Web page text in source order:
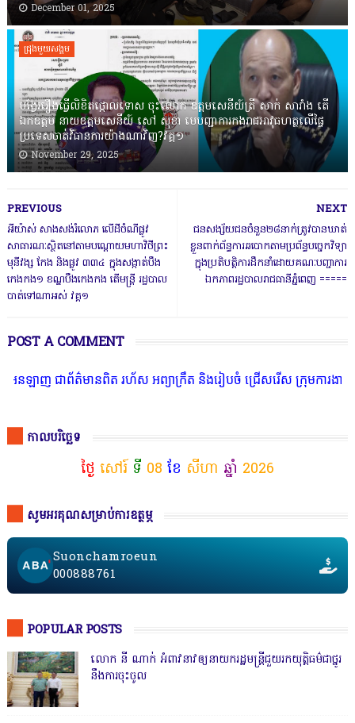
December 01, 2025
ជ្រុងមួយសង្គម
បង្វែររឿងធ្វើលិខិតថ្កោលទោស ចុះលោក ឧត្តមសេនីយ៍ត្រី សាក់ សារាំង តើ
ឯកឧត្តម នាយឧត្តមសេនីយ៍ សៅ សុខា មេបញ្ជាការកងរាជអាវុធហត្ថលើផ្ទៃ
ប្រទេសចាត់វិធានការយ៉ាងណាវិញ?វគ្គ១
November 29, 2025
NEXT
ជនសង្ស័យជនចំនួន២៨នាក់ត្រូវបានឃាត់
ខ្លួនពាក់ព័ន្ធការឆបោកតាមប្រព័ន្ធបច្ចេកវិទ្យា
ក្នុងប្រតិបត្តិការដឹកនាំដោយគណៈបញ្ជាការ
ឯកភាពរដ្ឋបាលរាជធានីភ្នំពេញ ‎=====
PREVIOUS
អីយ៉ាស់ សាងសង់រំលោភ លើដីចំណីផ្លូវ
សាធារណៈស្ថិតនៅតាមបណ្ដោយមហាវិថីព្រះ
មុនីវង្ស កែង និងផ្លូវ ៣៣៤ ក្នុងសង្កាត់បឹង
កេងកង១ ខណ្ឌបឹងកេងកង តើមន្ត្រី រដ្ឋបាល
បាត់ទៅណាអស់ វគ្គ១
POST A COMMENT
ព័ត៌មានពិត រហ័ស អព្យាក្រឹត និងរៀបចំ ជ្រើសរើស ក្រុមការងារ នៅតាមប
កាលបរិច្ឆេទ
ថ្ងៃ សៅរ៍ទី 08 ខែ សីហា ឆ្នាំ 2026
សូមអរគុណសម្រាប់ការឧត្ថម្ភ
Suonchamroeun
000888761
POPULAR POSTS
លោក នី ណាក់ អំពាវនាវឲ្យនាយករដ្ឋមន្ត្រីជួយរកយុត្តិធម៌ជាថ្នូរ
នឹងការចុះចូល